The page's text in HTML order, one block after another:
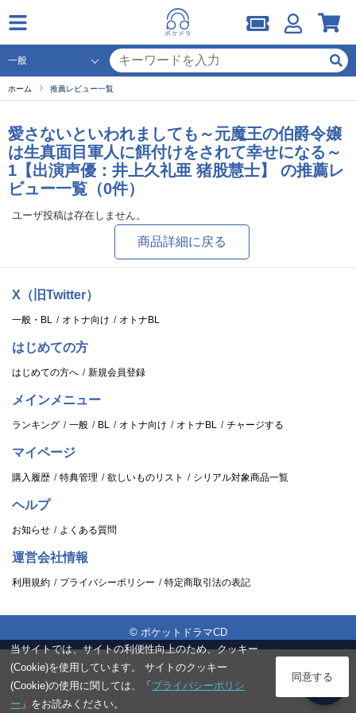
ホーム 推薦レビュー一覧
愛さないといわれましても～元魔王の伯爵令嬢
は生真面目軍人に餌付けをされて幸せになる～
1【出演声優：井上久礼亜 猪股慧士】 の推薦レ
ビュー一覧（0件）
ユーザ投稿は存在しません。
商品詳細に戻る
X（旧Twitter）
一般・BL オトナ向け オトナBL
はじめての方
はじめての方へ 新規会員登録
メインメニュー
ランキング 一般 BL オトナ向け オトナBL チャージする
マイページ
購入履歴 特典管理 欲しいものリスト シリアル対象商品一覧
ヘルプ
お知らせ よくある質問
運営会社情報
利用規約 プライバシーポリシー 特定商取引法の表記
© ポケットドラマCD
当サイトでは、サイトの利便性向上のため、クッキー
(Cookie)を使用しています。 サイトのクッキー
(Cookie)の使用に関しては、「 プライバシーポリシ
ー 」をお読みください。
同意する